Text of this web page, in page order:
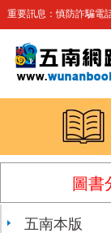
重要訊息：慎防詐騙電
圖書
五南本版